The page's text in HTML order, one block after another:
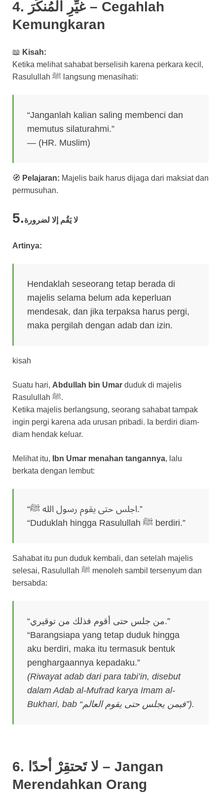
4. غيِّرِ المُنكَرَ – Cegahlah
Kemungkaran
📖 Kisah:
Ketika melihat sahabat berselisih karena perkara kecil,
Rasulullah ﷺ langsung menasihati:
“Janganlah kalian saling membenci dan
memutus silaturahmi.”
— (HR. Muslim)
🧭 Pelajaran: Majelis baik harus dijaga dari maksiat dan
permusuhan.
5.لا يَقُم إلا لضرورة
Artinya:
Hendaklah seseorang tetap berada di
majelis selama belum ada keperluan
mendesak, dan jika terpaksa harus pergi,
maka pergilah dengan adab dan izin.
kisah
Suatu hari, Abdullah bin Umar duduk di majelis
Rasulullah ﷺ.
Ketika majelis berlangsung, seorang sahabat tampak
ingin pergi karena ada urusan pribadi. Ia berdiri diam-
diam hendak keluar.
Melihat itu, Ibn Umar menahan tangannya, lalu
berkata dengan lembut:
“اجلس حتى يقوم رسول الله ﷺ.”
“Duduklah hingga Rasulullah ﷺ berdiri.”
Sahabat itu pun duduk kembali, dan setelah majelis
selesai, Rasulullah ﷺ menoleh sambil tersenyum dan
bersabda:
“من جلس حتى أقوم فذلك من توقيري.”
“Barangsiapa yang tetap duduk hingga
aku berdiri, maka itu termasuk bentuk
penghargaannya kepadaku.”
(Riwayat adab dari para tabi’in, disebut
dalam Adab al-Mufrad karya Imam al-
Bukhari, bab “فيمن يجلس حتى يقوم العالم”).
6. لا تَحتقِرْ أحدًا – Jangan
Merendahkan Orang